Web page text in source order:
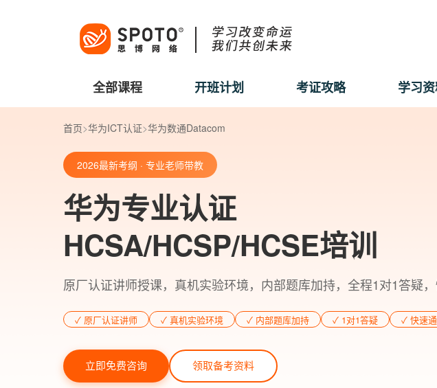
全部课程 开班计划 考证攻略 学习
首页>华为ICT认证>华为数通Datacom
2026最新考纲 · 专业老师带教
华为专业认证
HCSA/HCSP/HCSE培训
原厂认证讲师授课，真机实验环境，内部题库加持，全程1对1答疑，
✓ 原厂认证讲师 ✓ 真机实验环境 ✓ 内部题库加持 ✓ 1对1答疑 ✓ 快速
立即免费咨询 领取备考资料